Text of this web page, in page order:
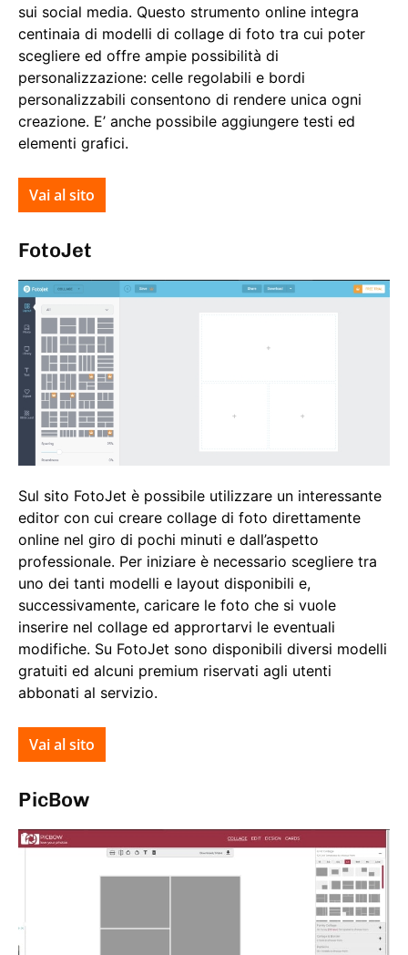
sui social media. Questo strumento online integra
centinaia di modelli di collage di foto tra cui poter
scegliere ed offre ampie possibilità di
personalizzazione: celle regolabili e bordi
personalizzabili consentono di rendere unica ogni
creazione. E’ anche possibile aggiungere testi ed
elementi grafici.
Vai al sito
FotoJet
Sul sito FotoJet è possibile utilizzare un interessante
editor con cui creare collage di foto direttamente
online nel giro di pochi minuti e dall’aspetto
professionale. Per iniziare è necessario scegliere tra
uno dei tanti modelli e layout disponibili e,
successivamente, caricare le foto che si vuole
inserire nel collage ed apprortarvi le eventuali
modifiche. Su FotoJet sono disponibili diversi modelli
gratuiti ed alcuni premium riservati agli utenti
abbonati al servizio.
Vai al sito
PicBow